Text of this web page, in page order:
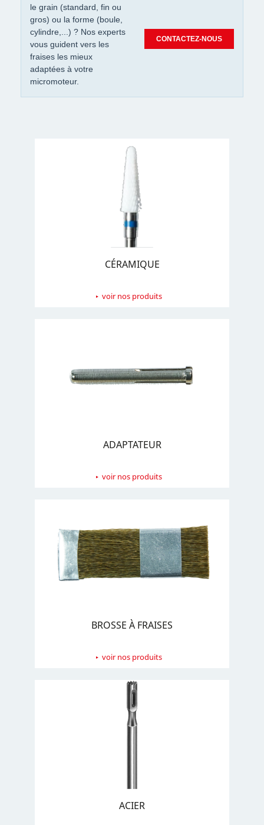
le grain (standard, fin ou
gros) ou la forme (boule,
cylindre,...) ? Nos experts
vous guident vers les
fraises les mieux
adaptées à votre
micromoteur.
CONTACTEZ-NOUS
CÉRAMIQUE
voir nos produits
ADAPTATEUR
voir nos produits
BROSSE À FRAISES
voir nos produits
ACIER